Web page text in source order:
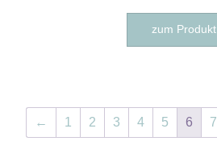
zum Produkt
← 1 2 3 4 5 6 7